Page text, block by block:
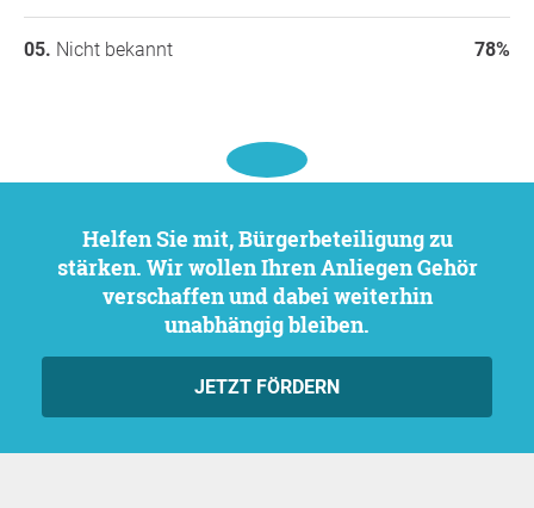
Nicht bekannt 78%
Helfen Sie mit, Bürgerbeteiligung zu
stärken. Wir wollen Ihren Anliegen Gehör
verschaffen und dabei weiterhin
unabhängig bleiben.
JETZT FÖRDERN